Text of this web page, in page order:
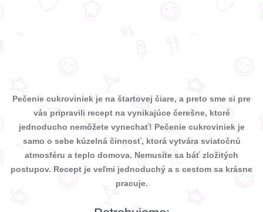
Pečenie cukroviniek je na štartovej čiare, a preto sme si pre
vás pripravili recept na vynikajúce čerešne, ktoré
jednoducho nemôžete vynechať! Pečenie cukroviniek je
samo o sebe kúzelná činnosť, ktorá vytvára sviatočnú
atmosféru a teplo domova. Nemusíte sa báť zložitých
postupov. Recept je veľmi jednoduchý a s cestom sa krásne
pracuje.